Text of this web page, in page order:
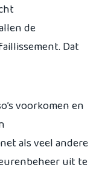
de
Dat
voorkomen en
als veel andere
uit te